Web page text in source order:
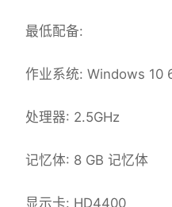
最低配备:
作业系统: Windows 10
处理器: 2.5GHz
记忆体: 8 GB 记忆体
显示卡: HD4400